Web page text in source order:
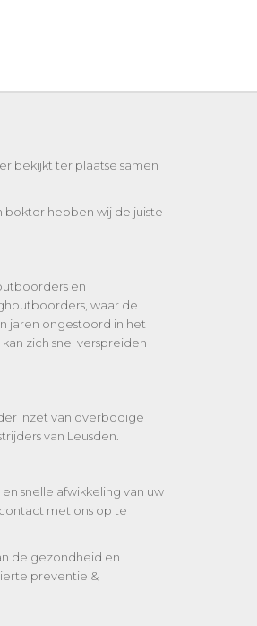
bekijkt ter plaatse samen
hebben wij de juiste
en
waar de
jaren ongestoord in het
zich snel verspreiden
inzet van overbodige
van Leusden.
snelle afwikkeling van uw
met ons op te
de gezondheid en
preventie &